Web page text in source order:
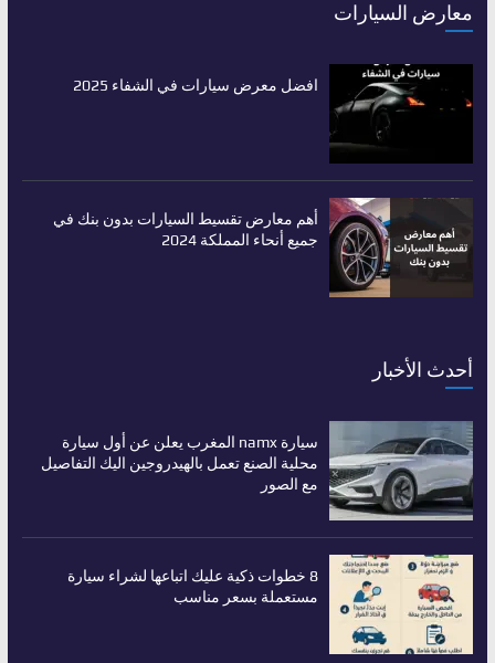
معارض السيارات
افضل معرض سيارات في الشفاء 2025
أهم معارض تقسيط السيارات بدون بنك في
جميع أنحاء المملكة 2024
أحدث الأخبار
سيارة namx المغرب يعلن عن أول سيارة
محلية الصنع تعمل بالهيدروجين اليك التفاصيل
مع الصور
8 خطوات ذكية عليك اتباعها لشراء سيارة
مستعملة بسعر مناسب